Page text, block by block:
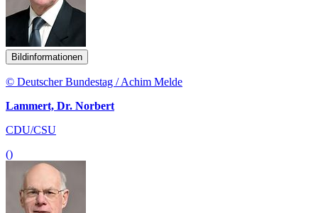
Bildinformationen
© Deutscher Bundestag / Achim Melde
Lammert, Dr. Norbert
CDU/CSU
()